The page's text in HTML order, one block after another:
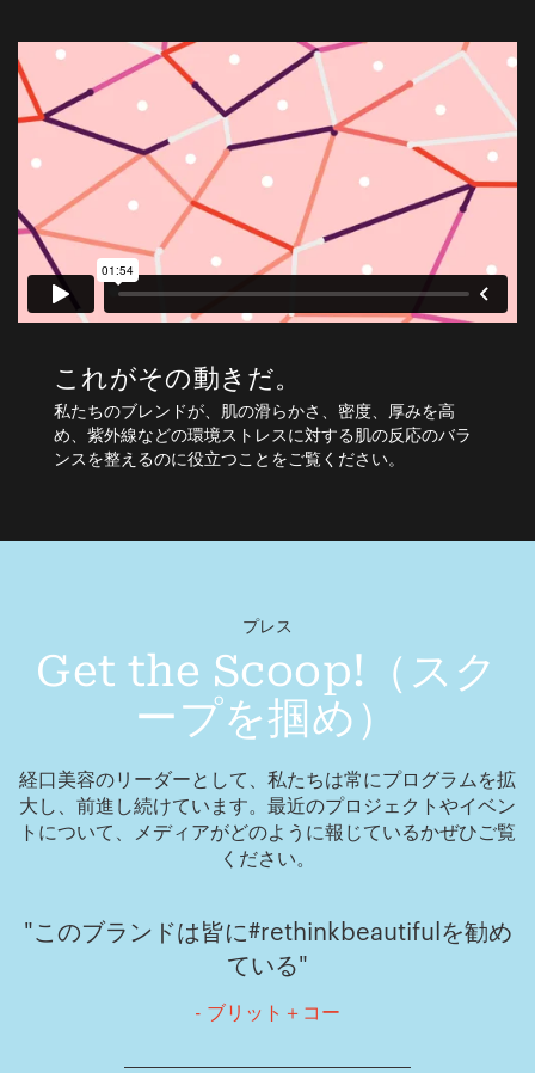
これがその動きだ。
私たちのブレンドが、肌の滑らかさ、密度、厚みを高
め、紫外線などの環境ストレスに対する肌の反応のバラ
ンスを整えるのに役立つことをご覧ください。
プレス
Get the Scoop!（スク
ープを掴め）
経口美容のリーダーとして、私たちは常にプログラムを拡
大し、前進し続けています。最近のプロジェクトやイベン
トについて、メディアがどのように報じているかぜひご覧
ください。
"このブランドは皆に#rethinkbeautifulを勧め
ている"
- ブリット＋コー